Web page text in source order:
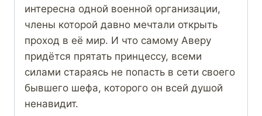
интересна одной военной организации,
члены которой давно мечтали открыть
проход в её мир. И что самому Аверу
придётся прятать принцессу, всеми
силами стараясь не попасть в сети своего
бывшего шефа, которого он всей душой
ненавидит.